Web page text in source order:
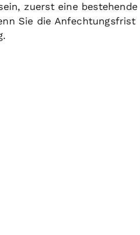
zuerst eine bestehende
Sie die Anfechtungsfrist